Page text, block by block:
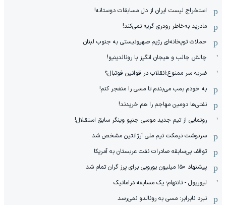
استخراج لیست ایران از دل مسابقات دوستانه!
مادرید به‌خاطر رودری گریه نمی‌کند!
حملات توپخانه‌ای رژیم صهیونیستی به جنوب لبنان
چالش جالب و هیجان انگیز با رونالدینیو!
ضربه سر ممنوع؛انقلاب در قوانین فوتبال؟
به خودم بمب می‌بندم تا مسی را منفجر کنم!
نفتی‌ها دومین مهاجم را هم خریدند!
رونمایی از تیم جدید موسی جنپو وینگر سابق استقلال!
سرنوشت نیمکت تیم ملی آرژانتین مشخص شد
توقف بی‌سابقه صادرات نفت عربستان به آمریکا
پیشنهاد ۱۵۰ میلیون یورویی برای پرز گران تمام شد
لیورپول - تاتنهام؛ یک مسابقه دراماتیک
نبرد نابرابر: مسی به رونالدو نمی‌رسد